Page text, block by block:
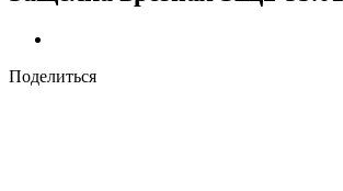
Поделиться